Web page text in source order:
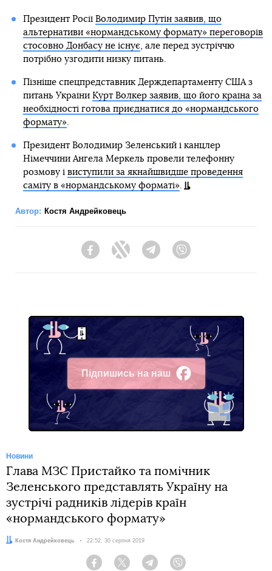
Президент Росії Володимир Путін заявив, що
альтернативи «нормандському формату» переговорів
стосовно Донбасу не існує, але перед зустріччю
потрібно узгодити низку питань.
Пізніше спецпредставник Держдепартаменту США з
питань України Курт Волкер заявив, що його країна за
необхідності готова приєднатися до «нормандського
формату».
Президент Володимир Зеленський і канцлер
Німеччини Ангела Меркель провели телефонну
розмову і виступили за якнайшвидше проведення
саміту в «нормандському форматі».
Автор: Костя Андрейковець
FacebookTwitter Telegram
Підпишись на наш
Facebook
Новини
Глава МЗС Пристайко та помічник
Зеленського представлять Україну на
зустрічі радників лідерів країн
«нормандського формату»
Автор:Костя Андрейковець Дата:
22:52, 30 серпня 2019
Facebook Twitter Telegram